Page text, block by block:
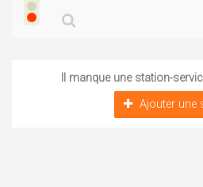
Il manque une station-
Ajouter une